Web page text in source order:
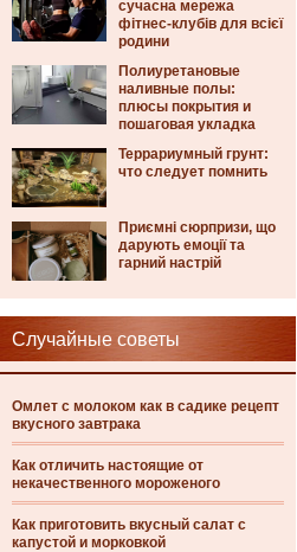
сучасна мережа
фітнес-клубів для всієї
родини
Полиуретановые
наливные полы:
плюсы покрытия и
пошаговая укладка
Террариумный грунт:
что следует помнить
Приємні сюрпризи, що
дарують емоції та
гарний настрій
Случайные советы
Омлет с молоком как в садике рецепт
вкусного завтрака
Как отличить настоящие от
некачественного мороженого
Как приготовить вкусный салат с
капустой и морковкой